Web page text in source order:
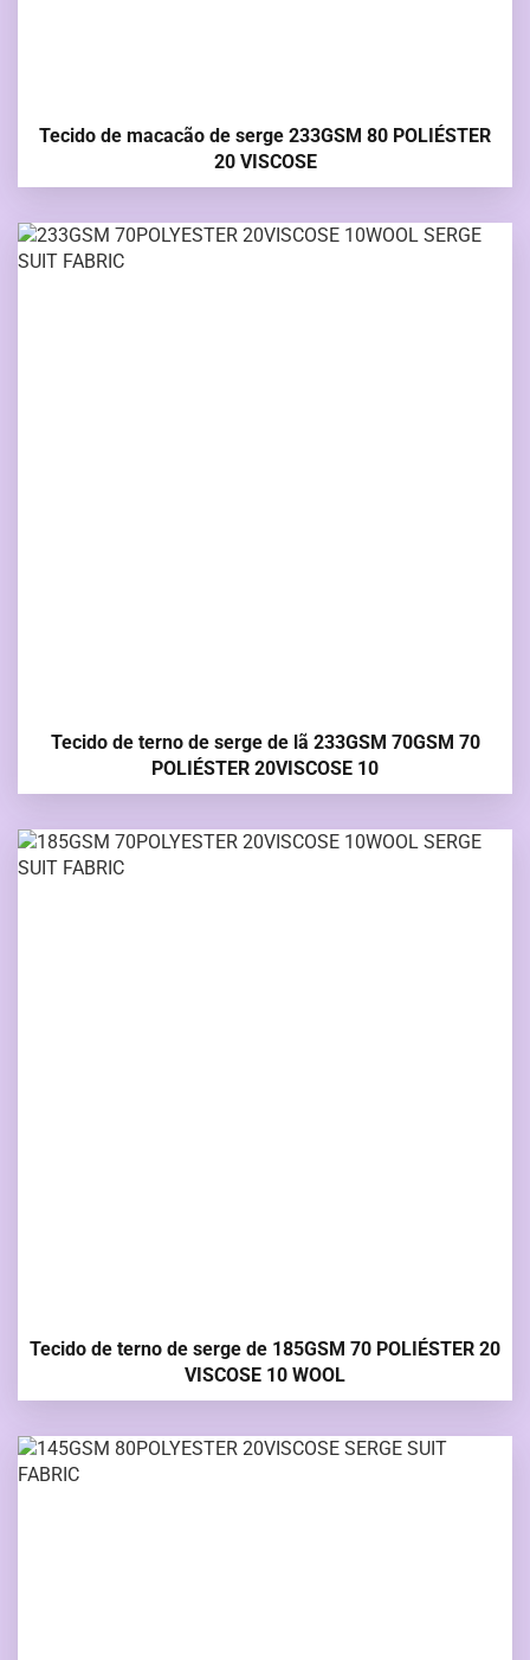
Tecido de macacão de serge 233GSM 80 POLIÉSTER
20 VISCOSE
Tecido de terno de serge de lã 233GSM 70GSM 70
POLIÉSTER 20VISCOSE 10
Tecido de terno de serge de 185GSM 70 POLIÉSTER 20
VISCOSE 10 WOOL